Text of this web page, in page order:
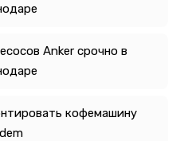
Anker срочно в
кофемашину